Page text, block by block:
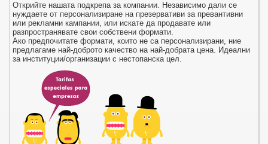
Открийте нашата подкрепа за компании. Независимо дали се
нуждаете от персонализиране на презервативи за превантивни
или рекламни кампании, или искате да продавате или
разпространявате свои собствени формати.
Ако предпочитате формати, които не са персонализирани, ние
предлагаме най-доброто качество на най-добрата цена. Идеални
за институции/организации с нестопанска цел.